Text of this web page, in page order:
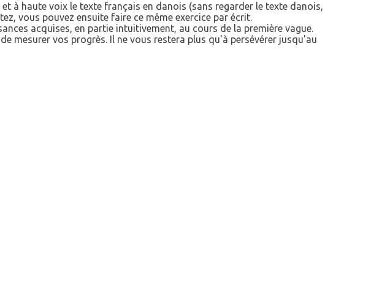
à haute voix le texte français en danois (sans regarder le texte danois,
vous pouvez ensuite faire ce même exercice par écrit.
acquises, en partie intuitivement, au cours de la première vague.
mesurer vos progrès. Il ne vous restera plus qu'à persévérer jusqu'au